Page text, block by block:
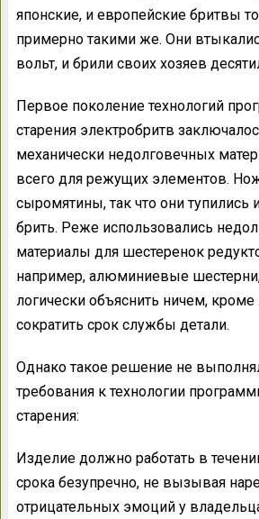
японские, и европейские бритвы
примерно такими же. Они
вольт, и брили своих хозяев
Первое поколение технологий
старения электробритв
механически недолговечных
всего для режущих элементов.
сыромятины, так что они тупились
брить. Реже использовались
материалы для шестеренок
например, алюминиевые
логически объяснить ничем,
сократить срок службы детали.
Однако такое решение не
требования к технологии
старения:
Изделие должно работать в
срока безупречно, не вызывая
отрицательных эмоций у